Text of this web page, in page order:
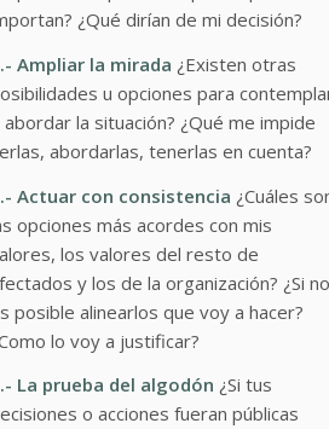
¿Qué dirían de mi decisión?
Ampliar la mirada ¿Existen otras
u opciones para
abordar la situación? ¿Qué me impide
abordarlas, tenerlas en cuenta?
Actuar con consistencia ¿Cuáles
opciones más acordes con mis
los valores del resto de
y los de la organización? ¿Si no
posible alinearlos que voy a hacer?
lo voy a justificar?
La prueba del algodón ¿Si tus
o acciones fueran públicas